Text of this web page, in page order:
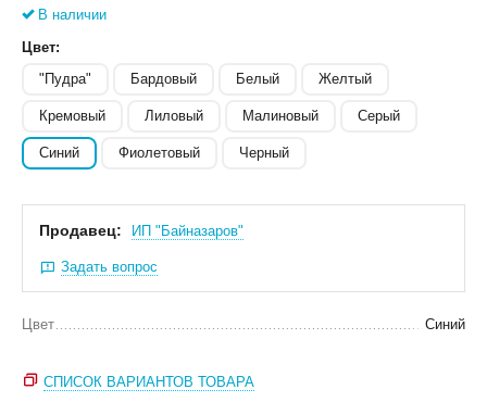
В наличии
Цвет:
"Пудра"
Бардовый Белый Желтый
Кремовый Лиловый Малиновый Серый
Синий Фиолетовый Черный
Продавец: ИП "Байназаров"
Задать вопрос
Цвет Синий
СПИСОК ВАРИАНТОВ ТОВАРА